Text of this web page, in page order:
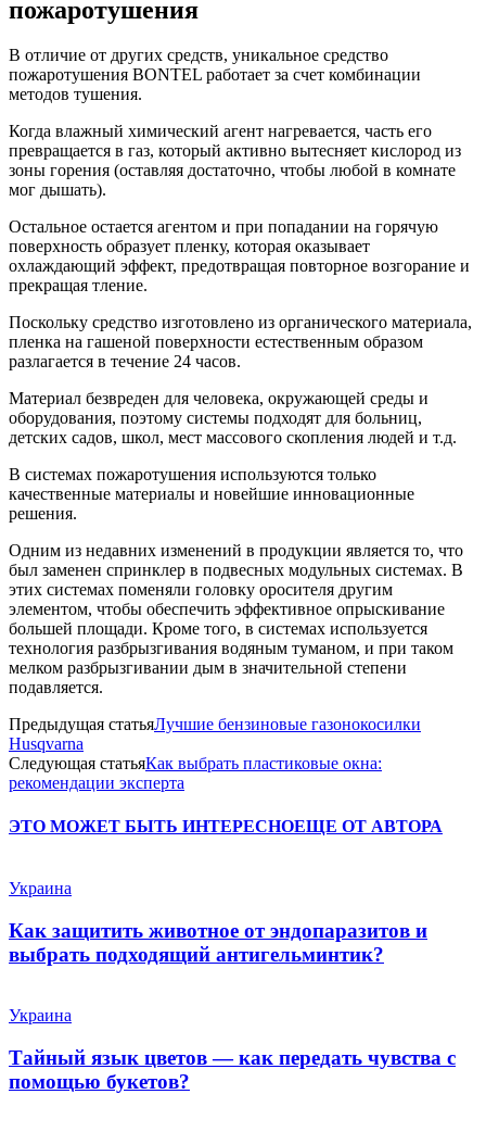
пожаротушения
В отличие от других средств, уникальное средство
пожаротушения BONTEL работает за счет комбинации
методов тушения.
Когда влажный химический агент нагревается, часть его
превращается в газ, который активно вытесняет кислород из
зоны горения (оставляя достаточно, чтобы любой в комнате
мог дышать).
Остальное остается агентом и при попадании на горячую
поверхность образует пленку, которая оказывает
охлаждающий эффект, предотвращая повторное возгорание и
прекращая тление.
Поскольку средство изготовлено из органического материала,
пленка на гашеной поверхности естественным образом
разлагается в течение 24 часов.
Материал безвреден для человека, окружающей среды и
оборудования, поэтому системы подходят для больниц,
детских садов, школ, мест массового скопления людей и т.д.
В системах пожаротушения используются только
качественные материалы и новейшие инновационные
решения.
Одним из недавних изменений в продукции является то, что
был заменен спринклер в подвесных модульных системах. В
этих системах поменяли головку оросителя другим
элементом, чтобы обеспечить эффективное опрыскивание
большей площади. Кроме того, в системах используется
технология разбрызгивания водяным туманом, и при таком
мелком разбрызгивании дым в значительной степени
подавляется.
Предыдущая статьяЛучшие бензиновые газонокосилки
Husqvarna
Следующая статьяКак выбрать пластиковые окна:
рекомендации эксперта
ЭТО МОЖЕТ БЫТЬ ИНТЕРЕСНОЕЩЕ ОТ АВТОРА
Украина
Как защитить животное от эндопаразитов и
выбрать подходящий антигельминтик?
Украина
Тайный язык цветов — как передать чувства с
помощью букетов?